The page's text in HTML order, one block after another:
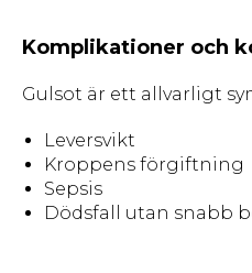
Komplikationer och
Gulsot är ett allvarligt
Leversvikt
Kroppens förgiftning
Sepsis
Dödsfall utan snabb